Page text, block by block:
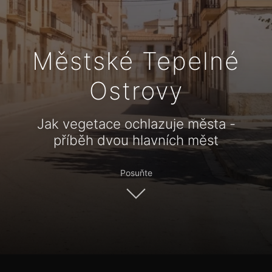
Městské Tepelné
Ostrovy
Jak vegetace ochlazuje města -
příběh dvou hlavních měst
Posuňte